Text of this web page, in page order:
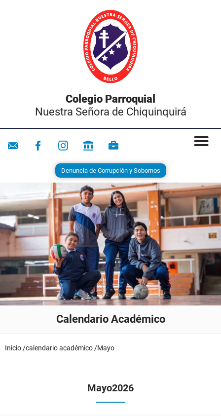
Colegio Parroquial
Nuestra Señora de Chiquinquirá
Denuncia de Corrupción y Sobornos
Calendario Académico
Inicio /calendario académico /Mayo
Mayo2026